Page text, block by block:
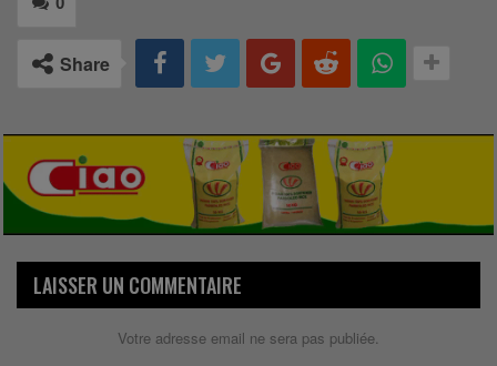
Share
LAISSER UN COMMENTAIRE
Votre adresse email ne sera pas publiée.